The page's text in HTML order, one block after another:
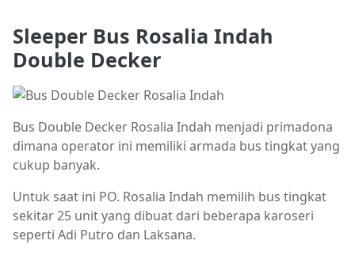
Sleeper Bus Rosalia Indah
Double Decker
Bus Double Decker Rosalia Indah menjadi primadona
dimana operator ini memiliki armada bus tingkat yang
cukup banyak.
Untuk saat ini PO. Rosalia Indah memilih bus tingkat
sekitar 25 unit yang dibuat dari beberapa karoseri
seperti Adi Putro dan Laksana.